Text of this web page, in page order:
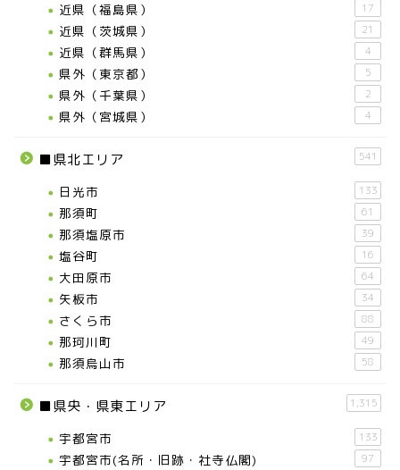
近県（福島県） 17
近県（茨城県） 21
近県（群馬県） 4
県外（東京都） 5
県外（千葉県） 2
県外（宮城県） 4
■県北エリア 541
日光市 133
那須町 61
那須塩原市 39
塩谷町 16
大田原市 64
矢板市 34
さくら市 88
那珂川町 49
那須烏山市 58
■県央・県東エリア 1,315
宇都宮市 133
宇都宮市(名所・旧跡・社寺仏閣) 97